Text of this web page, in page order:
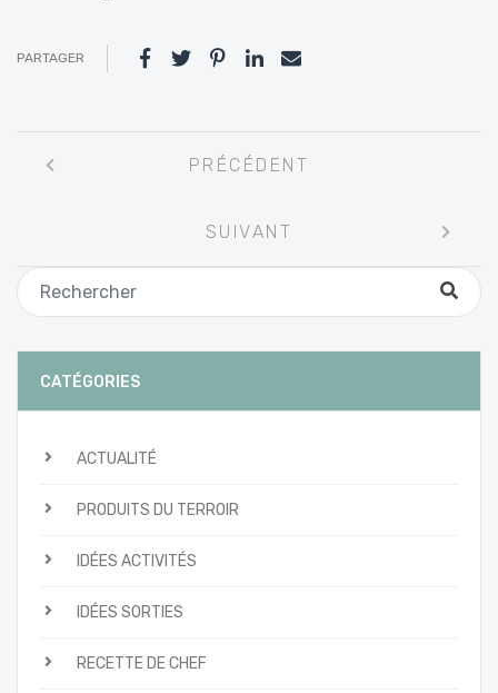
PARTAGER
entre
PRÉCÉDENT
SUIVANT
CATÉGORIES
ACTUALITÉ
PRODUITS DU TERROIR
IDÉES ACTIVITÉS
IDÉES SORTIES
RECETTE DE CHEF